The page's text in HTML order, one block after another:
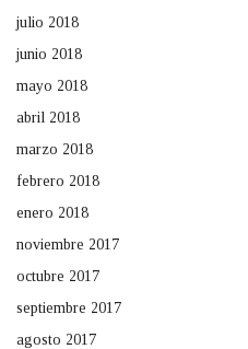
julio 2018
junio 2018
mayo 2018
abril 2018
marzo 2018
febrero 2018
enero 2018
noviembre 2017
octubre 2017
septiembre 2017
agosto 2017